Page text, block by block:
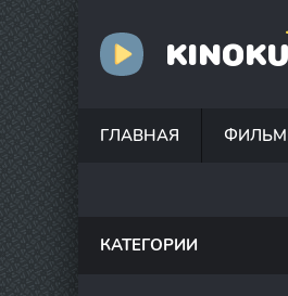
ГЛАВНАЯ
КАТЕГОРИИ